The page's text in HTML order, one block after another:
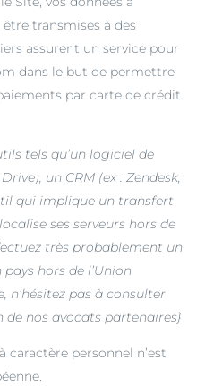
transmises à des
assurent un service pour
dans le but de permettre
par carte de crédit
tels qu’un logiciel de
un CRM (ex : Zendesk,
qui implique un transfert
ses serveurs hors de
très probablement un
hors de l’Union
n’hésitez pas à consulter
de nos avocats partenaires}
caractère personnel n’est